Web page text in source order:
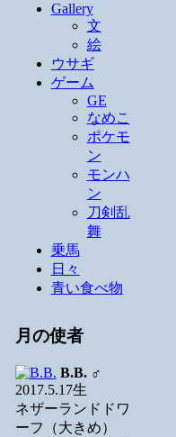
Gallery
文
絵
ウサギ
ゲーム
GE
なめこ
ポケモ
ン
モンハ
ン
刀剣乱
舞
乗馬
日々
青い食べ物
月の使者
B.B.♂
2017.5.17生
ネザーランドドワ
ーフ（大きめ）